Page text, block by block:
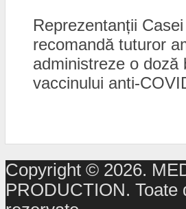
Reprezentanții
recomandă tuturor
administreze o doză
vaccinului anti-
Copyright © 2026.
PRODUCTION. Toate